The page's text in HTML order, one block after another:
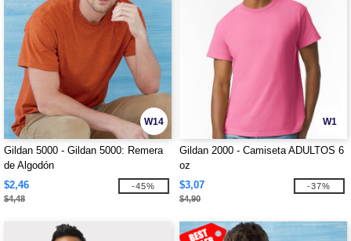
W14
Gildan 5000 - Gildan 5000: Remera
de Algodón
$2,46
$4,48
-45%
W1
Gildan 2000 - Camiseta ADULTOS 6
oz
$3,07
$4,90
-37%